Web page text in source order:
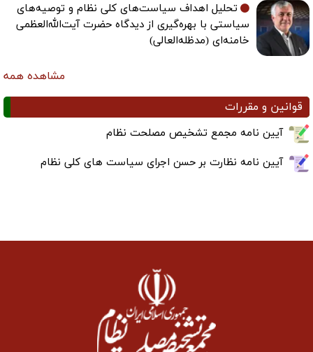
تحلیل اهداف سیاست‌های کلی نظام و توصیه‌های
سیاستی با بهره‌گیری از دیدگاه حضرت آیت‌الله‌العظمی
خامنه‌ای (مدظله‌العالی)
مشاهده همه
قوانین و مقررات
آیین نامه مجمع تشخیص مصلحت نظام
آیین نامه نظارت بر حسن اجرای سیاست های کلی نظام